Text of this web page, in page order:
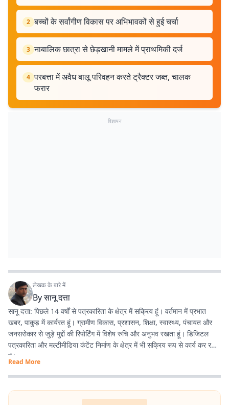
2 बच्चों के सर्वांगीण विकास पर अभिभावकों से हुई चर्चा
3 नाबालिक छात्रा से छेड़खानी मामले में प्राथमिकी दर्ज
4 परबत्ता में अवैध बालू परिवहन करते ट्रैक्टर जब्त, चालक
फरार
विज्ञापन
लेखक के बारे में
Byसानू दत्ता
सानू दत्ता: पिछले 14 वर्षों से पत्रकारिता के क्षेत्र में सक्रिय हूं। वर्तमान में प्रभात
खबर, पाकुड़ में कार्यरत हूं। ग्रामीण विकास, प्रशासन, शिक्षा, स्वास्थ्य, पंचायत और
जनसरोकार से जुड़े मुद्दों की रिपोर्टिंग में विशेष रुचि और अनुभव रखता हूं। डिजिटल
पत्रकारिता और मल्टीमीडिया कंटेंट निर्माण के क्षेत्र में भी सक्रिय रूप से कार्य कर रहा
हूं।
Read More